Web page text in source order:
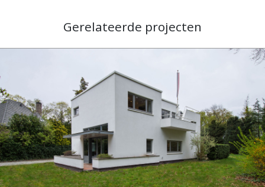
Gerelateerde projecten